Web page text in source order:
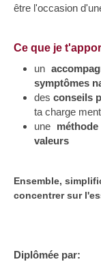
être l'occasion
Ce que je
un
symptômes
des conseils
ta charge
une
valeurs
Ensemble,
concentrer sur
Diplômée par: